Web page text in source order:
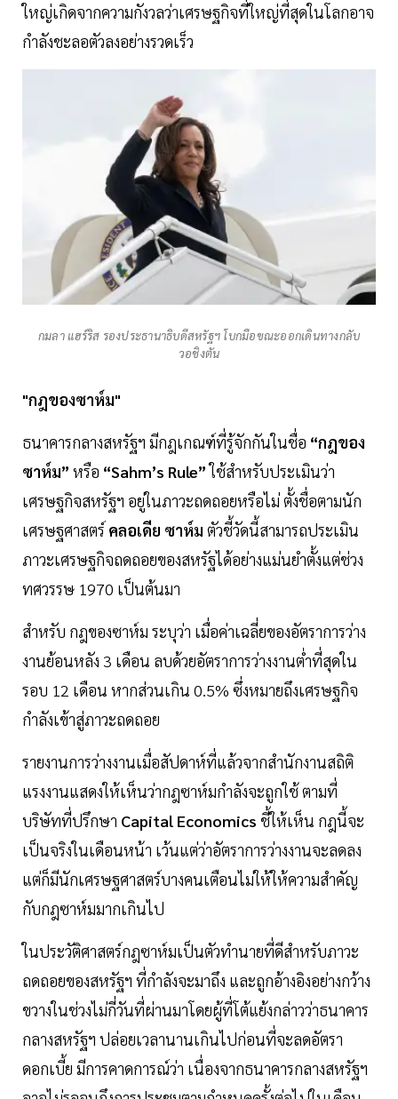
ใหญ่เกิดจากความกังวลว่าเศรษฐกิจที่ใหญ่ที่สุดในโลกอาจ
กำลังชะลอตัวลงอย่างรวดเร็ว
กมลา แฮร์ริส รองประธานาธิบดีสหรัฐฯ โบกมือขณะออกเดินทางกลับ
วอชิงตัน
"กฎของซาห์ม"
ธนาคารกลางสหรัฐฯ มีกฎเกณฑ์ที่รู้จักกันในชื่อ “กฎของ
ซาห์ม” หรือ “Sahm’s Rule”ใช้สำหรับประเมินว่า
เศรษฐกิจสหรัฐฯ อยู่ในภาวะถดถอยหรือไม่ ตั้งชื่อตามนัก
เศรษฐศาสตร์ คลอเดีย ซาห์ม ตัวชี้วัดนี้สามารถประเมิน
ภาวะเศรษฐกิจถดถอยของสหรัฐได้อย่างแม่นยำตั้งแต่ช่วง
ทศวรรษ 1970 เป็นต้นมา
สำหรับ กฎของซาห์ม ระบุว่า เมื่อค่าเฉลี่ยของอัตราการว่าง
งานย้อนหลัง 3 เดือน ลบด้วยอัตราการว่างงานต่ำที่สุดใน
รอบ 12 เดือน หากส่วนเกิน 0.5% ซึ่งหมายถึงเศรษฐกิจ
กำลังเข้าสู่ภาวะถดถอย
รายงานการว่างงานเมื่อสัปดาห์ที่แล้วจากสำนักงานสถิติ
แรงงานแสดงให้เห็นว่ากฎซาห์มกำลังจะถูกใช้ ตามที่
บริษัทที่ปรึกษา Capital Economics ชี้ให้เห็น กฎนี้จะ
เป็นจริงในเดือนหน้า เว้นแต่ว่าอัตราการว่างงานจะลดลง
แต่ก็มีนักเศรษฐศาสตร์บางคนเตือนไม่ให้ให้ความสำคัญ
กับกฎซาห์มมากเกินไป
ในประวัติศาสตร์กฎซาห์มเป็นตัวทำนายที่ดีสำหรับภาวะ
ถดถอยของสหรัฐฯ ที่กำลังจะมาถึง และถูกอ้างอิงอย่างกว้าง
ขวางในช่วงไม่กี่วันที่ผ่านมาโดยผู้ที่โต้แย้งกล่าวว่าธนาคาร
กลางสหรัฐฯ ปล่อยเวลานานเกินไปก่อนที่จะลดอัตรา
ดอกเบี้ย มีการคาดการณ์ว่า เนื่องจากธนาคารกลางสหรัฐฯ